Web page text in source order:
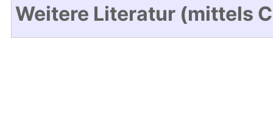
Weitere Literatur (mittels